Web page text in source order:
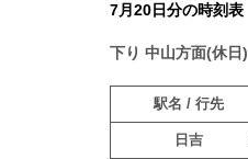
7月20日分の時刻表
下り 中山方面(休日)
駅名 / 行先
日吉